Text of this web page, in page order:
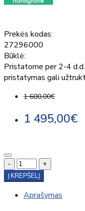
Prekės kodas:
27296000
Būklė:
Pristatome per 2-4
pristatymas gali
1 600,00€
1 495,00€
-
+
Į KREPŠELĮ
Aprašymas